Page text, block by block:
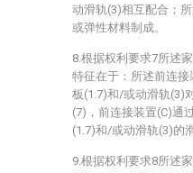
动滑轨(3)相互配合；
或弹性材料制成。
8.根据权利要求7所述
特征在于：所述前连
板(1.7)和/或动滑轨(3)
(7)，前连接装置(C)通
(1.7)和/或动滑轨(3)的
9.根据权利要求8所述